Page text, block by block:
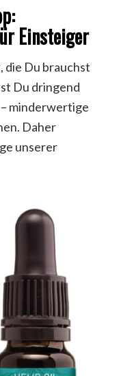
Einsteiger
die Du brauchst
Du dringend
minderwertige
Daher
unserer